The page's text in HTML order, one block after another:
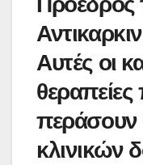
Αυτές οι
περάσουν
κλινικών